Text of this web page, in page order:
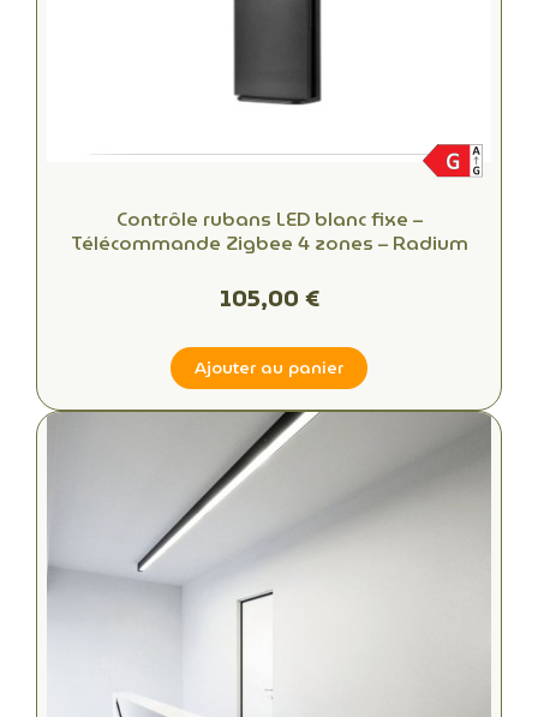
Contrôle rubans LED blanc fixe –
Télécommande Zigbee 4 zones – Radium
105,00 €
Ajouter au panier